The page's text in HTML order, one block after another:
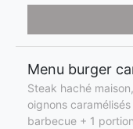
Menu burger
Steak haché
oignons
barbecue + 1